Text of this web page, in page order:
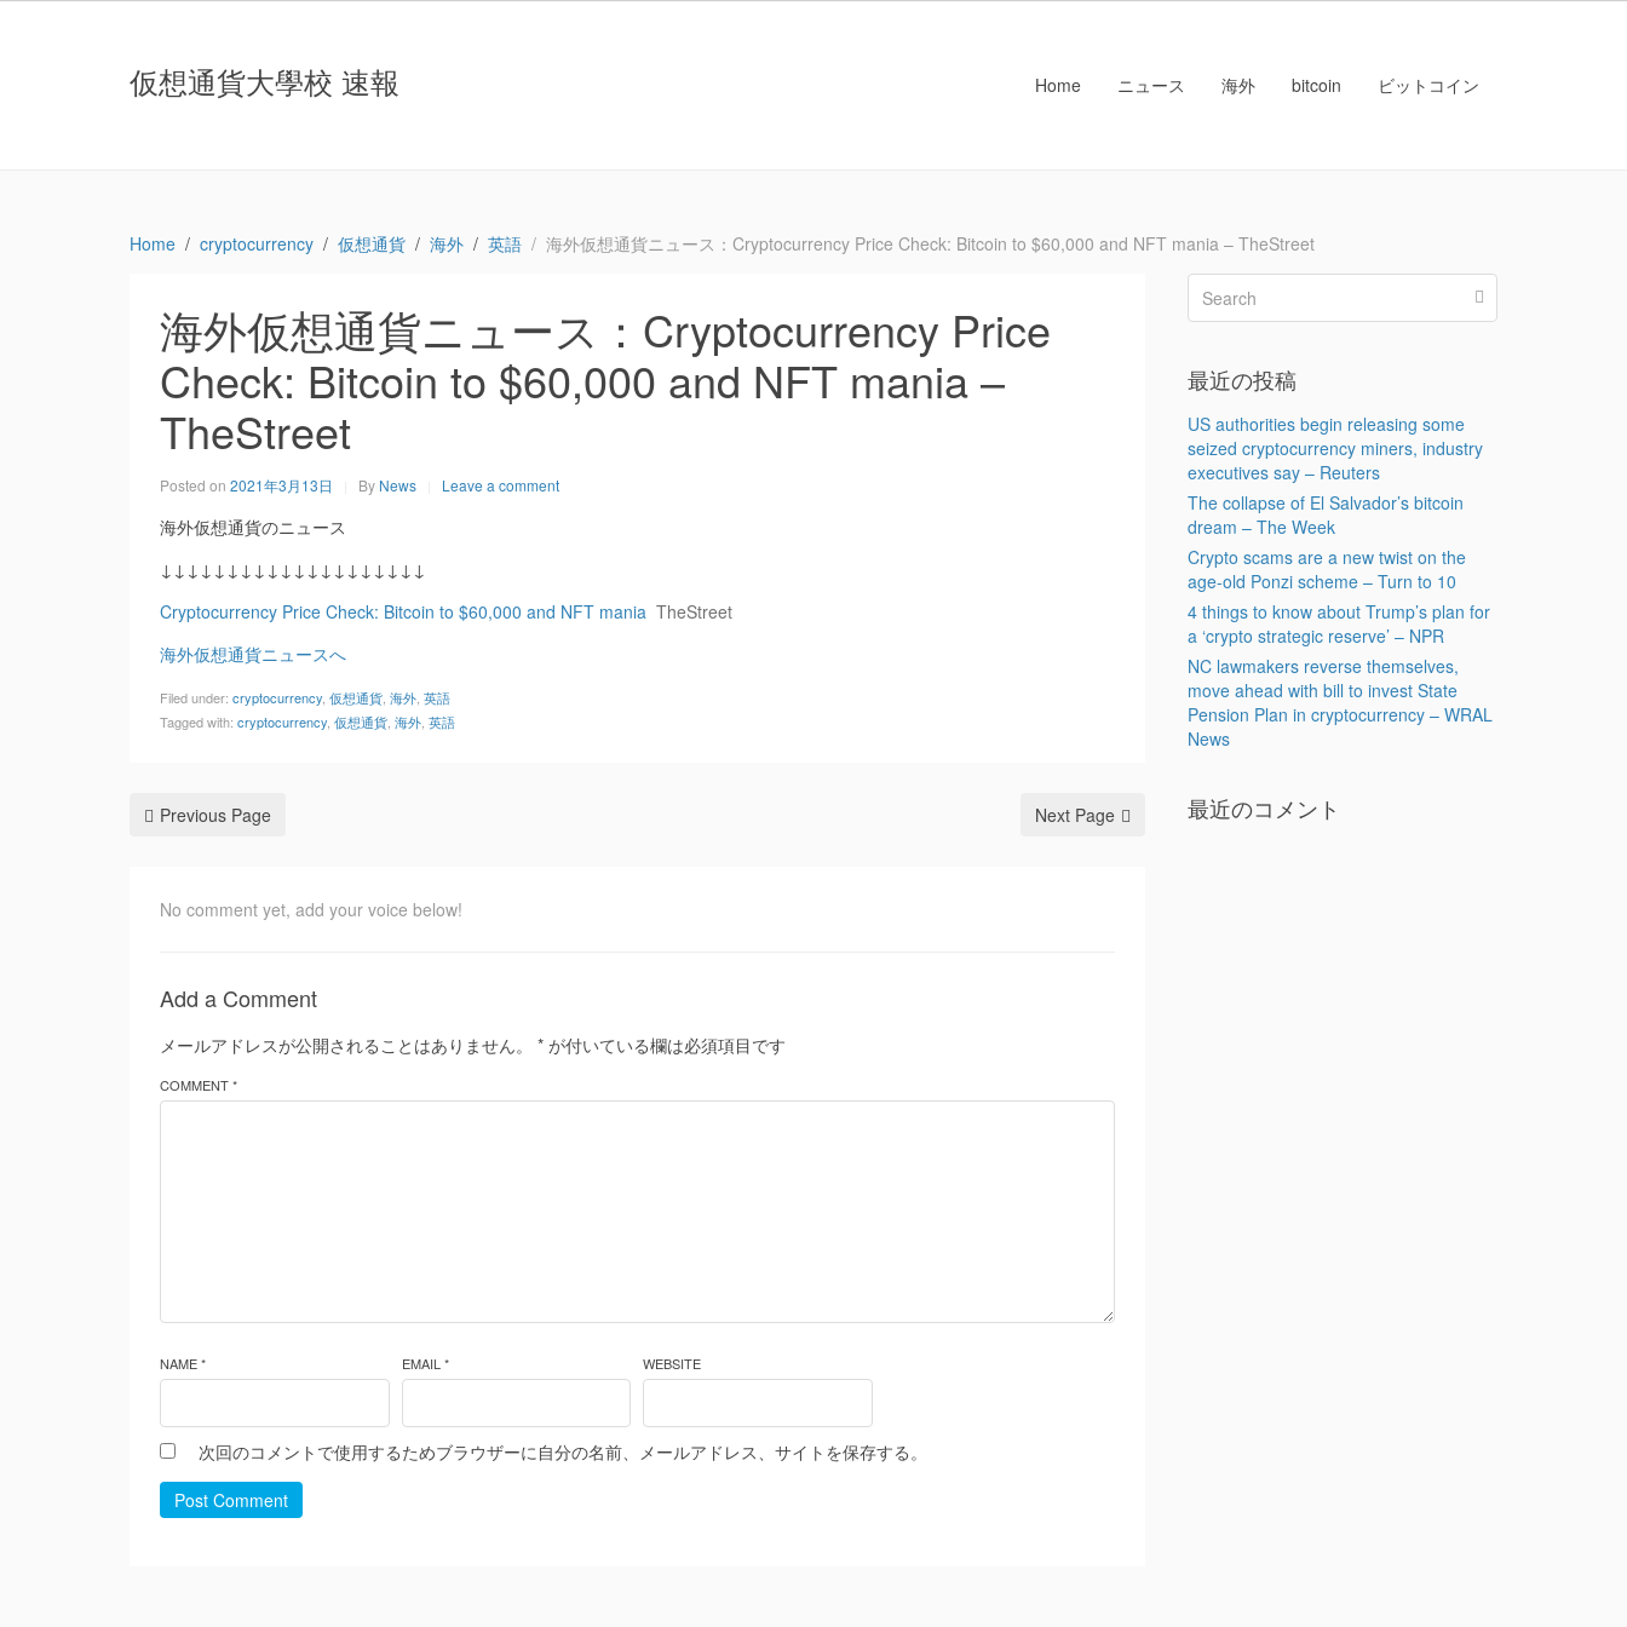
仮想通貨大學校 速報 Home ニュース 海外 bitcoin ビットコイン
Home cryptocurrency 仮想通貨 海外 英語 海外仮想通貨ニュース：Cryptocurrency Price Check: Bitcoin to $60,000 and NFT mania – TheStreet
海外仮想通貨ニュース：Cryptocurrency Price
Check: Bitcoin to $60,000 and NFT mania –
TheStreet
Posted on 2021年3月13日 By News Leave a comment
海外仮想通貨のニュース
↓↓↓↓↓↓↓↓↓↓↓↓↓↓↓↓↓↓↓↓
Cryptocurrency Price Check: Bitcoin to $60,000 and NFT mania TheStreet
海外仮想通貨ニュースへ
Filed under: cryptocurrency 仮想通貨 海外 英語
Tagged with: cryptocurrency 仮想通貨 海外 英語
Previous Page Next Page
No comment yet, add your voice below!
Add a Comment
メールアドレスが公開されることはありません。 * が付いている欄は必須項目です
COMMENT *
NAME * EMAIL * WEBSITE
次回のコメントで使用するためブラウザーに自分の名前、メールアドレス、サイトを保存する。
Post Comment
最近の投稿
US authorities begin releasing some
seized cryptocurrency miners, industry
executives say – Reuters
The collapse of El Salvador’s bitcoin
dream – The Week
Crypto scams are a new twist on the
age-old Ponzi scheme – Turn to 10
4 things to know about Trump’s plan for
a ‘crypto strategic reserve’ – NPR
NC lawmakers reverse themselves,
move ahead with bill to invest State
Pension Plan in cryptocurrency – WRAL
News
最近のコメント